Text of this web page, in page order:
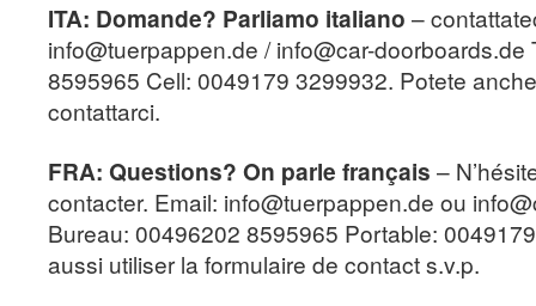
ITA: Domande? Parliamo italiano –
info@tuerpappen.de / info@car-
8595965 Cell: 0049179 3299932. Potete
contattarci.
FRA: Questions? On parle français –
contacter. Email: info@tuerpappen.de ou
Bureau: 00496202 8595965 Portable:
aussi utiliser la formulaire de contact s.v.p.